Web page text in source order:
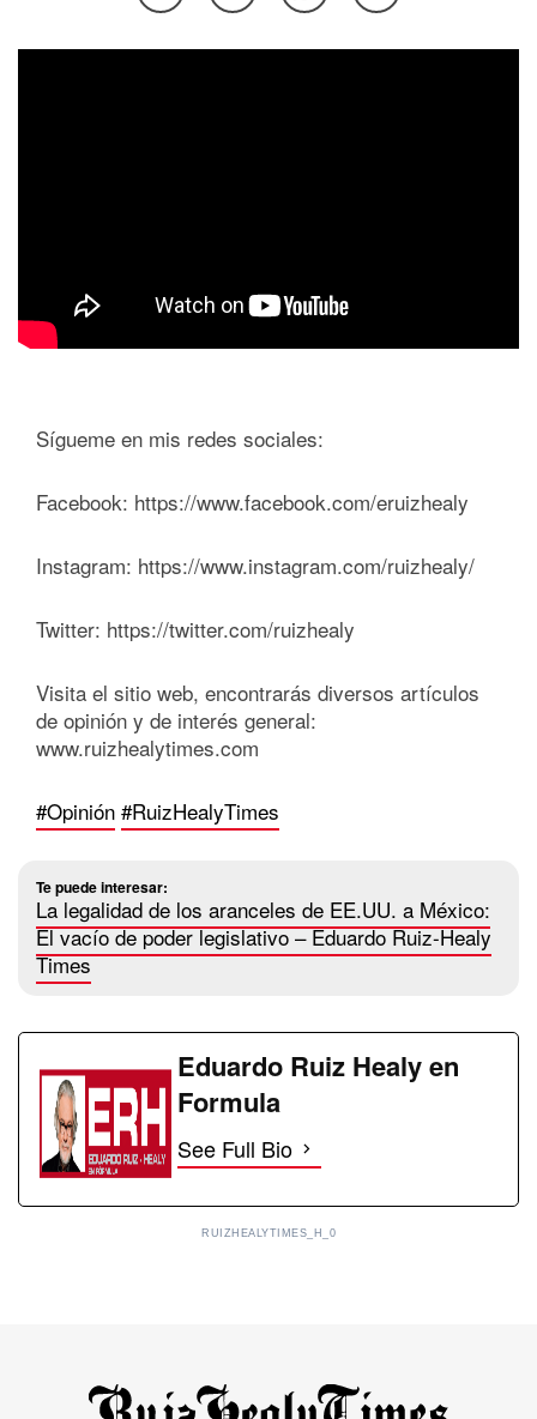
Sígueme en mis redes sociales:
Facebook: https://www.facebook.com/eruizhealy
Instagram: https://www.instagram.com/ruizhealy/
Twitter: https://twitter.com/ruizhealy
Visita el sitio web, encontrarás diversos artículos
de opinión y de interés general:
www.ruizhealytimes.com
#Opinión #RuizHealyTimes
Te puede interesar:
La legalidad de los aranceles de EE.UU. a México:
El vacío de poder legislativo – Eduardo Ruiz-Healy
Times
Eduardo Ruiz Healy en
Formula
See Full Bio
RUIZHEALYTIMES_H_0